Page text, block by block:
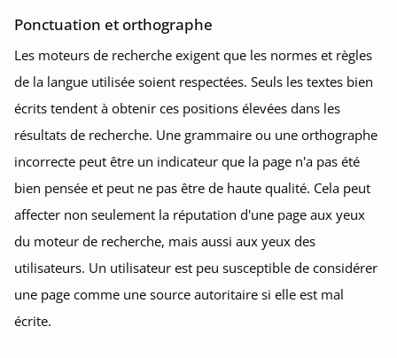
Ponctuation et orthographe
Les moteurs de recherche exigent que les normes et règles
de la langue utilisée soient respectées. Seuls les textes bien
écrits tendent à obtenir ces positions élevées dans les
résultats de recherche. Une grammaire ou une orthographe
incorrecte peut être un indicateur que la page n'a pas été
bien pensée et peut ne pas être de haute qualité. Cela peut
affecter non seulement la réputation d'une page aux yeux
du moteur de recherche, mais aussi aux yeux des
utilisateurs. Un utilisateur est peu susceptible de considérer
une page comme une source autoritaire si elle est mal
écrite.